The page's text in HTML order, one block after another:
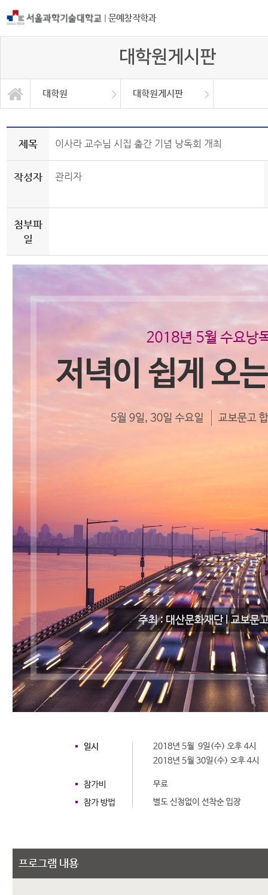
| 문예창작학과
대학원게시판
대학원 대학원게시판
학과소개
교과과정
학사정보
대학원
서식 및 자료
등단 및 수상현황
대학원소개
교육과정
제목 이사라 교수님 시집 출간 기념 낭독회 개최
작성자 관리자
첨부파
일